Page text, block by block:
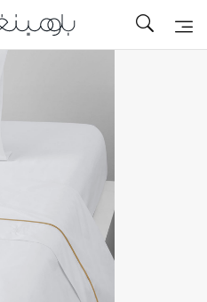
تخفيضات
جديد في الخصومات